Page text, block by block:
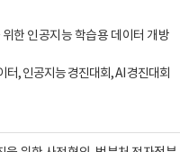
한 인공지능 학습용 데이터 개방
터, 인공지능 경진대회, AI 경진대회